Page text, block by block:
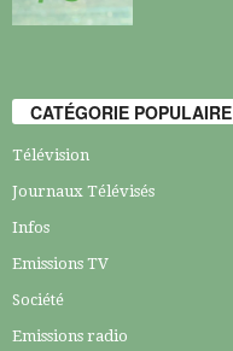
CATÉGORIE POPULAIRE
Télévision
Journaux Télévisés
Infos
Emissions TV
Société
Emissions radio